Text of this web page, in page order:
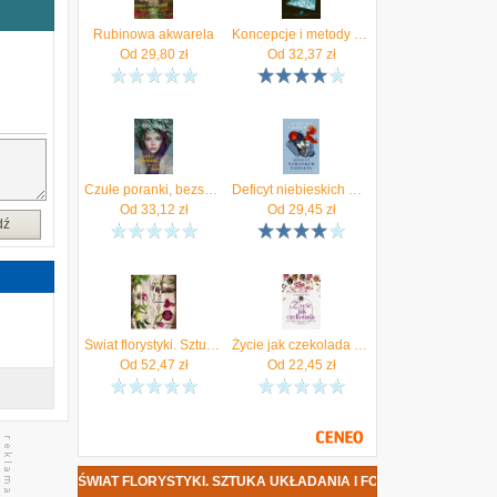
Rubinowa akwarela
Od 29,80zł
Koncepcje i metody zarządzania strategicznego oraz nadzoru korporacyjnego. Doświadczenia i wyzwania - Agnieszka zakrzewska-Bielawska (E-book)
Od 32,37 zł
Czułe poranki, bezsenne noce , 1
Od 33,12 zł
Deficyt niebieskich migdałów
Od 29,45zł
Świat florystyki. Sztuka układania i fotografowania kwiatów. Wydanie IV
Od 52,47 zł
Życie jak czekolada mobi Agnieszka Zakrzewska - ebook
Od 22,45zł
SZTUKA UKŁADANIA I FOTOGRAFOWANIA KWIATÓW.